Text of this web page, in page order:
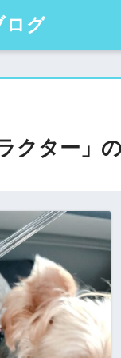
ログ
クター」